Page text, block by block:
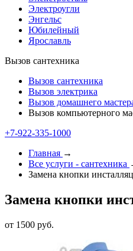
Электроугли
Энгельс
Юбилейный
Ярославль
Вызов сантехника
Вызов сантехника
Вызов электрика
Вызов домашнего
Вызов компьютерного
+7-922-335-1000
Главная →
Все услуги - cантехника
Замена кнопки
Замена кнопки
от 1500 руб.